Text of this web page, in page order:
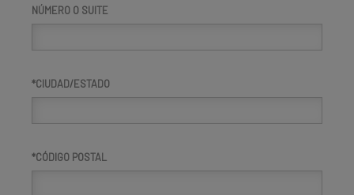
NÚMERO O SUITE
CIUDAD/ESTADO
CÓDIGO POSTAL